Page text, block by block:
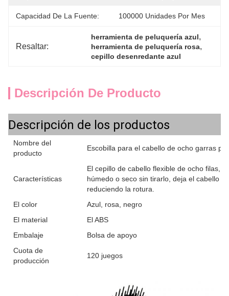
Capacidad De La Fuente: 100000 Unidades Por Mes
Resaltar:
herramienta de peluquería azul,
herramienta de peluquería rosa,
cepillo desenredante azul
Descripción De Producto
Descripción de los productos
Nombre del
producto
Escobilla para el cabello de ocho garras
Características
El cepillo de cabello flexible de ocho filas,
húmedo o seco sin tirarlo, deja el cabello
reduciendo la rotura.
El color
Azul, rosa, negro
El material
El ABS
Embalaje
Bolsa de apoyo
Cuota de
producción
120 juegos